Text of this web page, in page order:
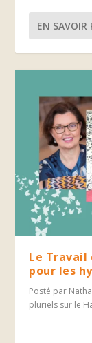
EN SAVOIR
Le Travail
pour les
Posté par
pluriels sur le